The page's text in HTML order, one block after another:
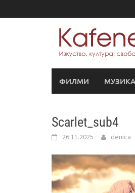
to
ФИЛМИ МУЗИКА
Scarlet_sub4
26.11.2025 denica